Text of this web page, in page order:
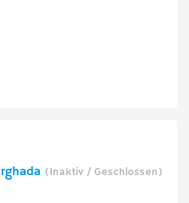
(Inaktiv / Geschlossen)